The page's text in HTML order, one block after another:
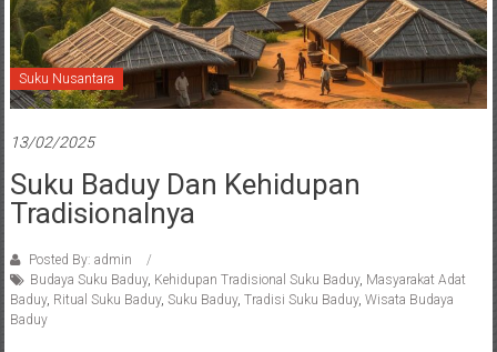
Suku Nusantara
13/02/2025
Suku Baduy Dan Kehidupan
Tradisionalnya
Posted By: admin
Budaya Suku Baduy, Kehidupan Tradisional Suku Baduy, Masyarakat Adat
Baduy, Ritual Suku Baduy, Suku Baduy, Tradisi Suku Baduy, Wisata Budaya
Baduy